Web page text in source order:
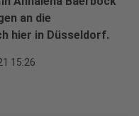
an die
hier in Düsseldorf.
15:26